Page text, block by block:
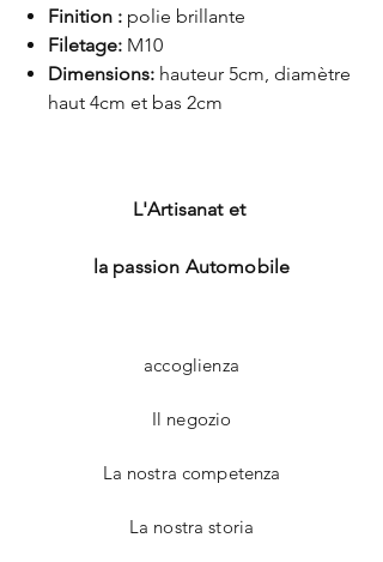
Finition : polie brillante
Filetage: M10
Dimensions: hauteur 5cm, diamètre
haut 4cm et bas 2cm
L'Artisanat et
la passion Automobile
accoglienza
Il negozio
La nostra competenza
La nostra storia